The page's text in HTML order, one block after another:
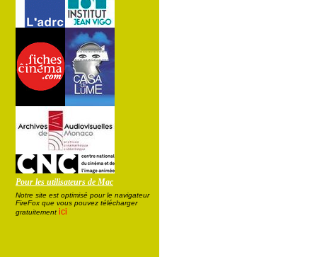
Pour les utilisateurs de Mac
Notre site est optimisé pour le navigateur
FireFox que vous pouvez télécharger
gratuitement ici